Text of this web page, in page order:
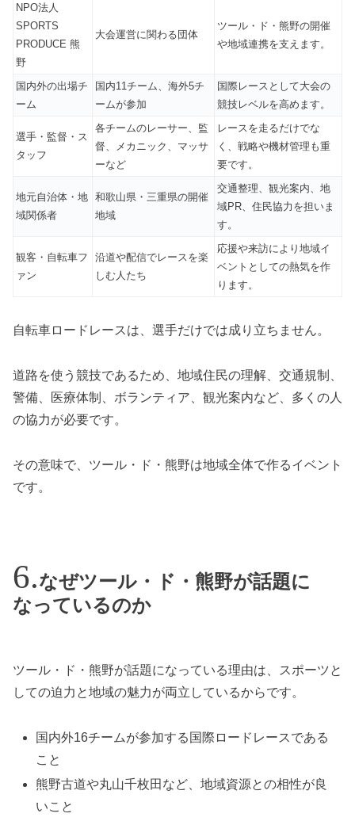
NPO法人
SPORTS
PRODUCE 熊
野
大会運営に関わる団体
ツール・ド・熊野の開催
や地域連携を支えます。
国内外の出場チ
ーム
国内11チーム、海外5チ
ームが参加
国際レースとして大会の
競技レベルを高めます。
選手・監督・ス
タッフ
各チームのレーサー、監
督、メカニック、マッサ
ーなど
レースを走るだけでな
く、戦略や機材管理も重
要です。
地元自治体・地
域関係者
和歌山県・三重県の開催
地域
交通整理、観光案内、地
域PR、住民協力を担いま
す。
観客・自転車フ
ァン
沿道や配信でレースを楽
しむ人たち
応援や来訪により地域イ
ベントとしての熱気を作
ります。
自転車ロードレースは、選手だけでは成り立ちません。
道路を使う競技であるため、地域住民の理解、交通規制、
警備、医療体制、ボランティア、観光案内など、多くの人
の協力が必要です。
その意味で、ツール・ド・熊野は地域全体で作るイベント
です。
なぜツール・ド・熊野が話題に
なっているのか
ツール・ド・熊野が話題になっている理由は、スポーツと
しての迫力と地域の魅力が両立しているからです。
国内外16チームが参加する国際ロードレースである
こと
熊野古道や丸山千枚田など、地域資源との相性が良
いこと